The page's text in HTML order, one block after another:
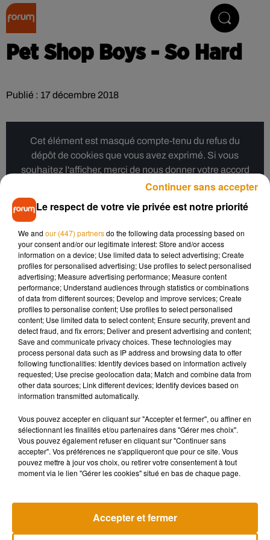
Pet Shop Boys - So Hard
Publié : 17 décembre 2018
Cet élément est masqué compte-tenu du refus du
dépôt de cookies que vous avez exprimé. Si vous
souhaitez l'afficher, merci de nous donner votre accord
en cliquant sur le bouton ci-dessous.
Afficher l'élément
Musique
7 août 2026
Madonna sort enfin le remix de « Love
Sensation » avec Kylie Minogue
7 août 2026
Angèle et
collaboration
Le respect de votre vie privée est notre priorité
We and our (447) partnersdo the following data processing based on
your consent and/or our legitimate interest: Store and/or access
information on a device; Use limited data to select advertising; Create
profiles for personalised advertising; Use profiles to select personalised
advertising; Measure advertising performance; Measure content
performance; Understand audiences through statistics or combinations
of data from different sources; Develop and improve services; Create
profiles to personalise content; Use profiles to select personalised
content; Use limited data to select content; Ensure security, prevent and
detect fraud, and fix errors; Deliver and present advertising and content;
Save and communicate privacy choices. These technologies may
process personal data such as IP address and browsing data to offer
following functionalities: Identify devices based on information actively
requested; Use precise geolocation data; Match and combine data from
other data sources; Link different devices; Identify devices based on
information transmitted automatically.
Vous pouvez accepter en cliquant sur "Accepter et fermer", ou affiner en
sélectionnant les finalités et/ou partenaires dans "Gérer mes choix".
Vous pouvez également refuser en cliquant sur "Continuer sans
accepter". Vos préférences ne s'appliqueront que pour ce site. Vous
pouvez mettre à jour vos choix, ou retirer votre consentement à tout
moment via le lien "Gérer les cookies" situé en bas de chaque page.
Accepter et fermer
Continuer sans accepter